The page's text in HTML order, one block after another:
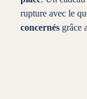
rupture avec le
concernés grâce